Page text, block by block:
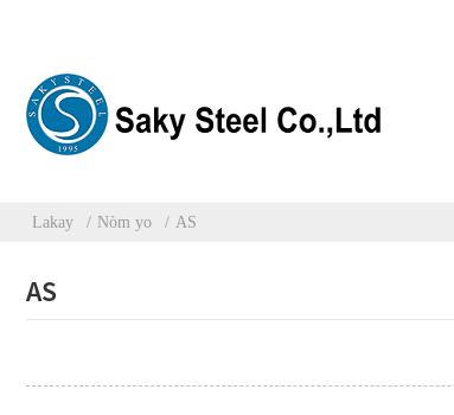
Lakay Nòm yo AS
AS